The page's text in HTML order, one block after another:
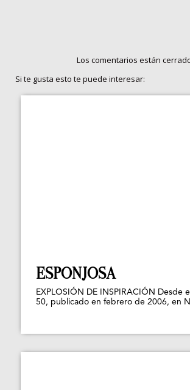
Los comentarios están
Si te gusta esto te puede interesar:
ESPONJOSA
EXPLOSIÓN DE INSPIRACIÓN Desde
50, publicado en febrero de 2006, en